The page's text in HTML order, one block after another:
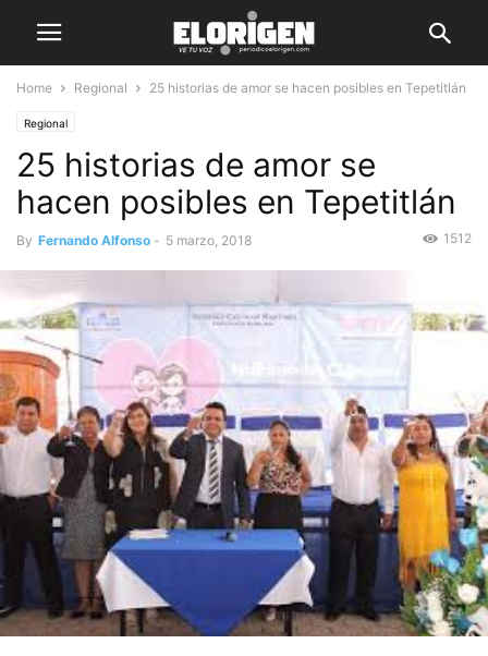
Home Regional 25 historias de amor se hacen posibles en Tepetitlán
Regional
25 historias de amor se
hacen posibles en Tepetitlán
By Fernando Alfonso - 5 marzo, 2018 1512